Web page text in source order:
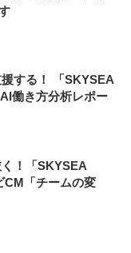
する！ 「SKYSEA
働き方分析レポー
！「SKYSEA
「チームの変